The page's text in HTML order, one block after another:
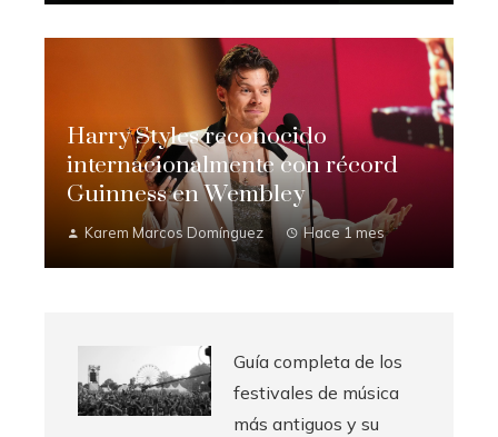
Harry Styles reconocido
internacionalmente con récord
Guinness en Wembley
Karem Marcos Domínguez Hace 1 mes
Guía completa de los
festivales de música
más antiguos y su